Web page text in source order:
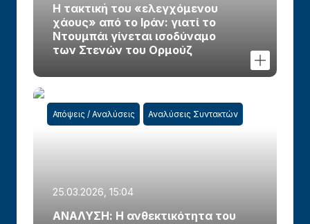
Η τακτική του «ελεγχόμενου
χάους» από το Ιράν: γιατί το
Ντουμπάι γίνεται ισοδύναμο
των Στενών του Ορμούζ
Απόψεις / Αναλύσεις Αναλύσεις Συντακτών
25.03.2026, 15:04
ΑΝΑΛΥΣΗ: Η ανθεκτικότητα του